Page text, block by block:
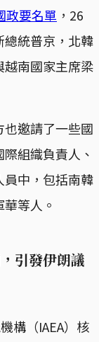
政要名單 ，26
統普京，北韓
南國家主席梁
邀請了一些國
組織負責人、
中，包括南韓
等人。
引發伊朗議
構（IAEA）核